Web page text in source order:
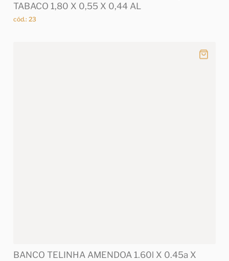
TABACO 1,80 X 0,55 X 0,44 AL
cód.: 23
BANCO TELINHA AMENDOA 1.60l X 0.45a X